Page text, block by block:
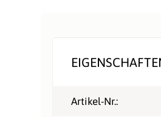
Artikel-Nr.: